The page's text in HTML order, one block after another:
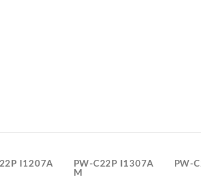
I1207A
PW-C22P I1307A
M
PW-